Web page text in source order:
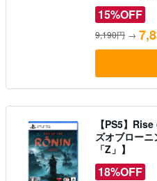
15%OFF
9,190円 →
【PS5】
ズオブロー
「Z」】
18%OFF